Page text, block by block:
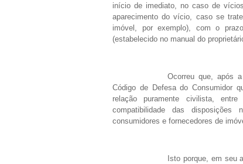
início de imediato, no caso de
aparecimento do vício, caso se
imóvel, por exemplo), com o
(estabelecido no manual do
Ocorreu que, após
Código de Defesa do Consumidor
relação puramente civilista,
compatibilidade das
consumidores e fornecedores de
Isto porque, em seu